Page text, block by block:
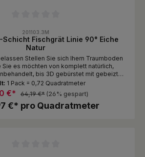
201103.3M
Fischgrät Linie 90° Eiche
Natur
Stellen Sie sich Ihern Traumboden
Sie es möchten von komplett natürlich,
bis 3D gebürstet mit gebeizter
endgeölter Oberfläche.
€* pro Quadratmeter
€* 64,19 €* (26% gespart)
1 Pack = 0,72 Quadratmeter